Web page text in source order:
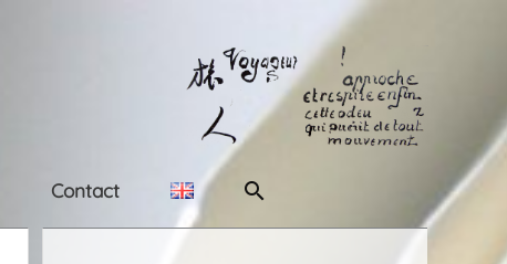
Contact Rechercher